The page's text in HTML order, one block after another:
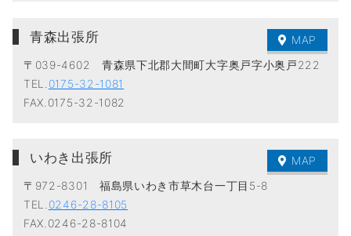
青森出張所
MAP
〒039-4602 青森県下北郡大間町大字奥戸字小奥戸222
TEL. 0175-32-1081
FAX.0175-32-1082
いわき出張所
MAP
〒972-8301 福島県いわき市草木台一丁目5-8
TEL. 0246-28-8105
FAX.0246-28-8104